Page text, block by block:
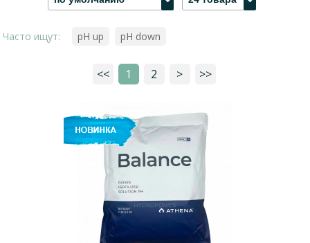
Часто ищут: pH up pH down
<< 1 2 > >>